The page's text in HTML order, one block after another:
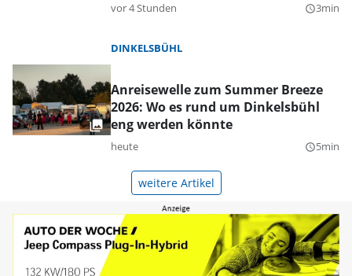
vor 4 Stunden query_builder3min
DINKELSBÜHL
Anreisewelle zum Summer Breeze
2026: Wo es rund um Dinkelsbühl
eng werden könnte
heute query_builder5min
weitere Artikel